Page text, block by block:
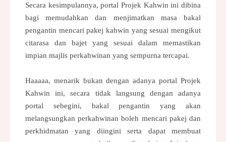
Secara kesimpulannya, portal Projek Kahwin ini dibina
bagi memudahkan dan menjimatkan masa bakal
pengantin mencari pakej kahwin yang sesuai mengikut
citarasa dan bajet yang sesuai dalam memastikan
impian majlis perkahwinan yang sempurna tercapai.
Haaaaa, menarik bukan dengan adanya portal Projek
Kahwin ini, secara tidak langsung dengan adanya
portal sebegini, bakal pengantin yang akan
melangsungkan perkahwinan boleh mencari pakej dan
perkhidmatan yang diingini serta dapat membuat